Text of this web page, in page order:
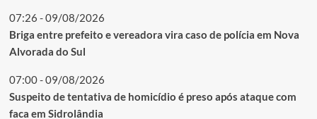
07:26 - 09/08/2026
Briga entre prefeito e vereadora vira caso de polícia em Nova
Alvorada do Sul
07:00 - 09/08/2026
Suspeito de tentativa de homicídio é preso após ataque com
faca em Sidrolândia